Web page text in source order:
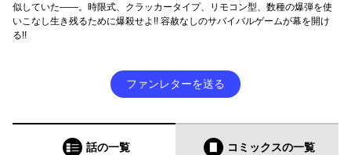
似していた――。時限式、クラッカータイプ、リモコン型、数種の爆弾を使
いこなし生き残るために爆殺せよ!! 容赦なしのサバイバルゲームが幕を開け
る!!
ファンレターを送る
話の一覧 コミックスの一覧